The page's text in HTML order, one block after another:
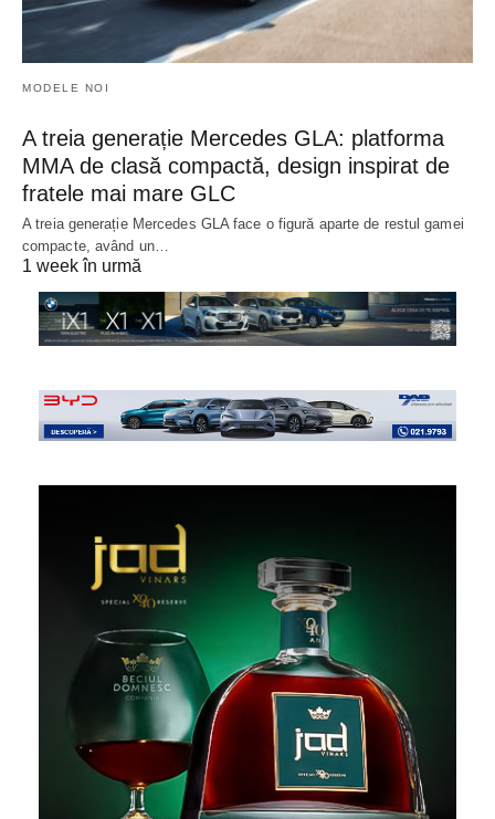
MODELE NOI
A treia generație Mercedes GLA: platforma
MMA de clasă compactă, design inspirat de
fratele mai mare GLC
A treia generație Mercedes GLA face o figură aparte de restul gamei
compacte, având un…
1 week în urmă